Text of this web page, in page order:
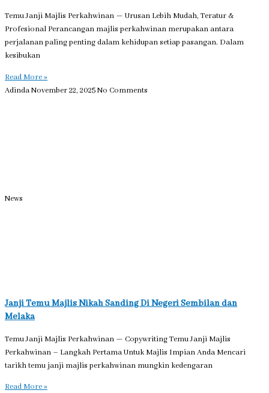
Temu Janji Majlis Perkahwinan — Urusan Lebih Mudah, Teratur &
Profesional Perancangan majlis perkahwinan merupakan antara
perjalanan paling penting dalam kehidupan setiap pasangan. Dalam
kesibukan
Read More »
AdindaNovember 22, 2025No Comments
News
Janji Temu Majlis Nikah Sanding Di Negeri Sembilan dan
Melaka
Temu Janji Majlis Perkahwinan — Copywriting Temu Janji Majlis
Perkahwinan – Langkah Pertama Untuk Majlis Impian Anda Mencari
tarikh temu janji majlis perkahwinan mungkin kedengaran
Read More »